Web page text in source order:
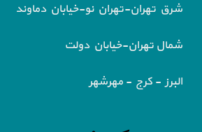
شرق تهران-تهران نو-خیابان دماوند
شمال تهران-خیابان دولت
البرز - کرج - مهرشهر